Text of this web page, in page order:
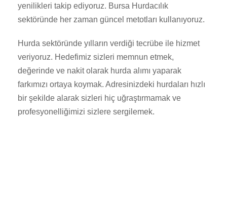
yenilikleri takip ediyoruz. Bursa Hurdacılık
sektöründe her zaman güncel metotları kullanıyoruz.
Hurda sektöründe yılların verdiği tecrübe ile hizmet
veriyoruz. Hedefimiz sizleri memnun etmek,
değerinde ve nakit olarak hurda alımı yaparak
farkımızı ortaya koymak. Adresinizdeki hurdaları hızlı
bir şekilde alarak sizleri hiç uğraştırmamak ve
profesyonelliğimizi sizlere sergilemek.